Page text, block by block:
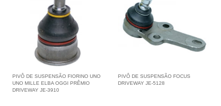
PIVÔ DE SUSPENSÃO FIORINO UNO
UNO MILLE ELBA OGGI PRÊMIO
DRIVEWAY JE-3910
PIVÔ DE SUSPENSÃO FOCUS
DRIVEWAY JE-5128